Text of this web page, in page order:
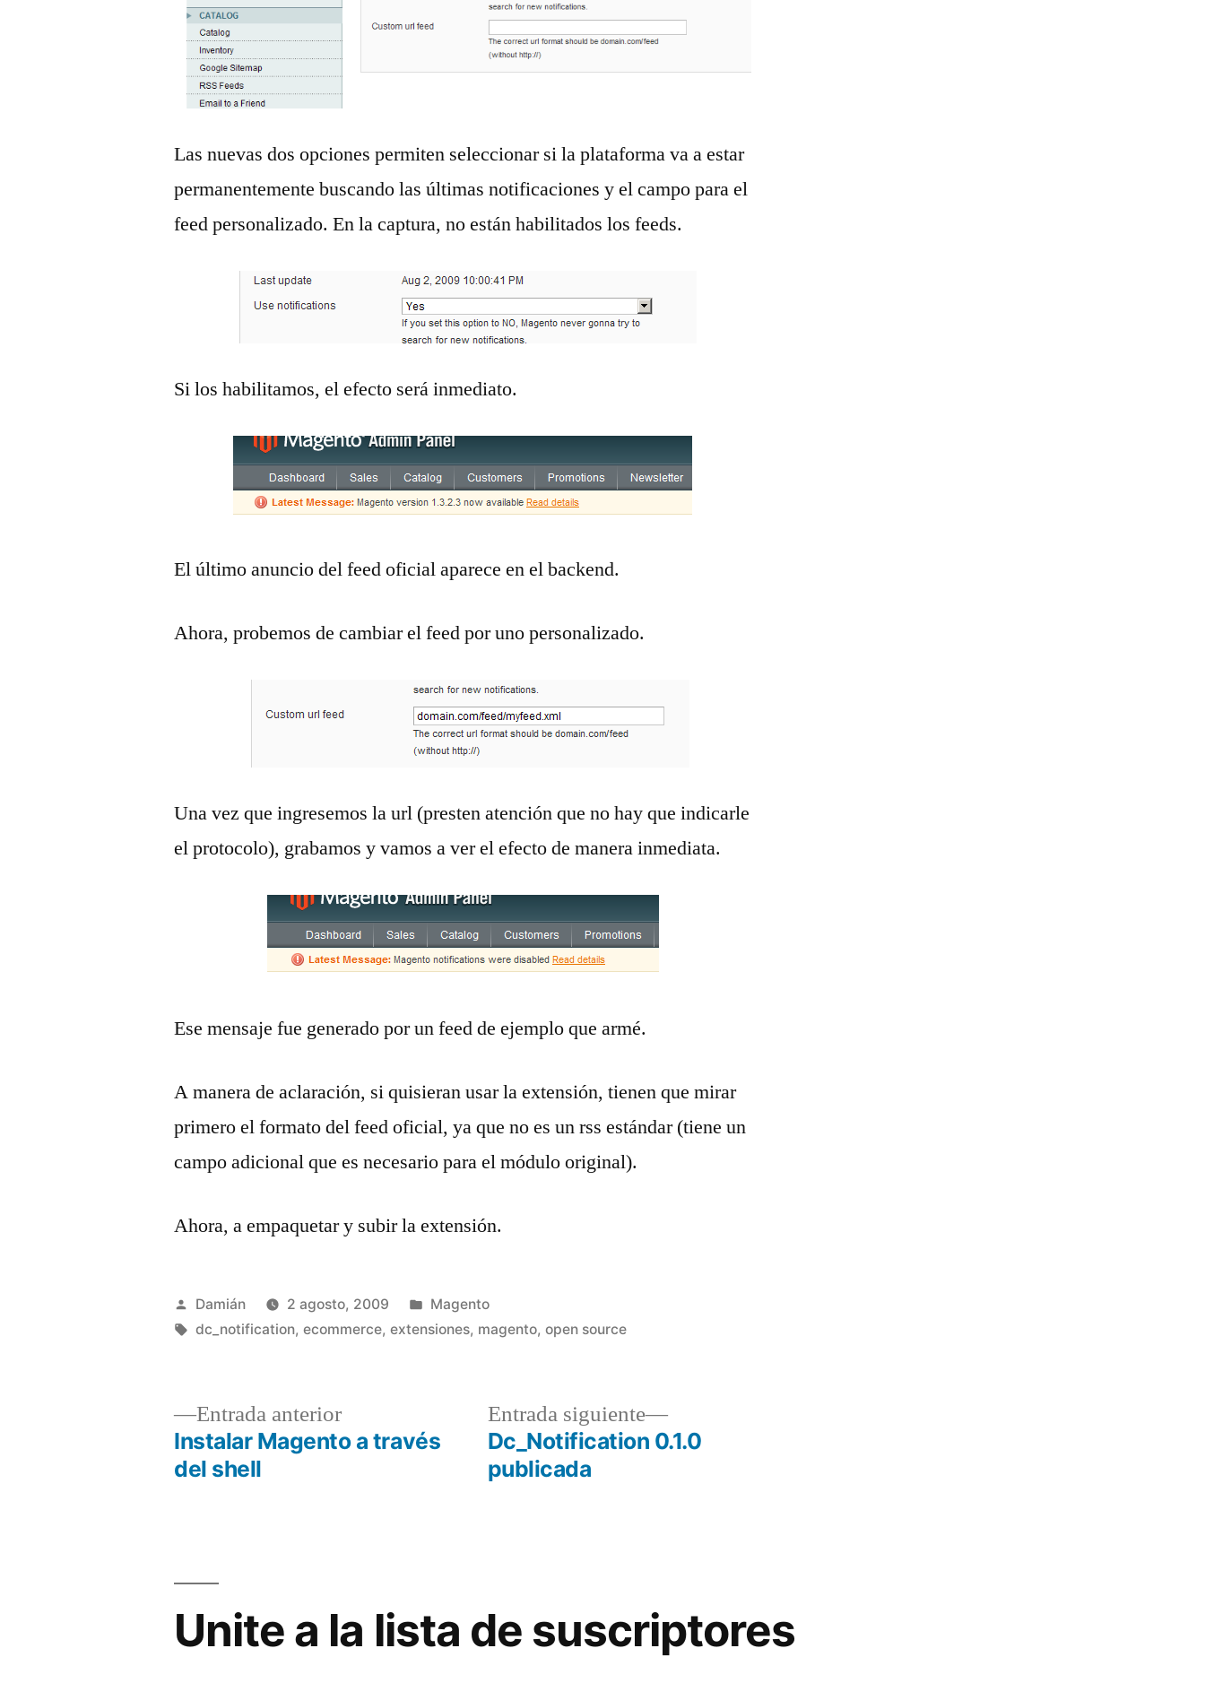
Las nuevas dos opciones permiten seleccionar si la plataforma va a estar
permanentemente buscando las últimas notificaciones y el campo para el
feed personalizado. En la captura, no están habilitados los feeds.
Si los habilitamos, el efecto será inmediato.
El último anuncio del feed oficial aparece en el backend.
Ahora, probemos de cambiar el feed por uno personalizado.
Una vez que ingresemos la url (presten atención que no hay que indicarle
el protocolo), grabamos y vamos a ver el efecto de manera inmediata.
Ese mensaje fue generado por un feed de ejemplo que armé.
A manera de aclaración, si quisieran usar la extensión, tienen que mirar
primero el formato del feed oficial, ya que no es un rss estándar (tiene un
campo adicional que es necesario para el módulo original).
Ahora, a empaquetar y subir la extensión.
Publicado
por
Damián 2 agosto, 2009
Publicado
en
Magento
Etiquetas:
dc_notification,ecommerce,extensiones, magento,open source
Navegación
entradas
Entrada anteriorEntrada
anterior:
Instalar Magento a través
del shell
Entrada siguiente
Entrada
siguiente:
Dc_Notification 0.1.0
publicada
Unite a la lista de suscriptores